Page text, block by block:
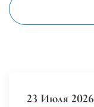
23 Июля 2026